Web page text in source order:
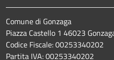
Comune di Gonzaga
Piazza Castello 1 46023
Codice Fiscale: 00253340202
Partita IVA: 00253340202